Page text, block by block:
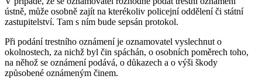
ústně, může osobně zajít na kterékoliv policejní oddělení či státní
zastupitelství. Tam s ním bude sepsán protokol.
Při podání trestního oznámení je oznamovatel vyslechnut o
okolnostech, za nichž byl čin spáchán, o osobních poměrech toho,
na něhož se oznámení podává, o důkazech a o výši škody
způsobené oznámeným činem.